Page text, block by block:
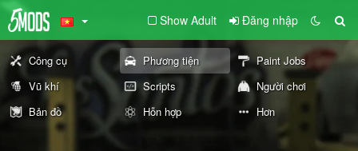
Show Adult Đăng nhập
Công cụ Phương tiện
Paint Jobs
Vũ khí
Scripts
Người chơi
Bản đồ
Hỗn hợp Hơn